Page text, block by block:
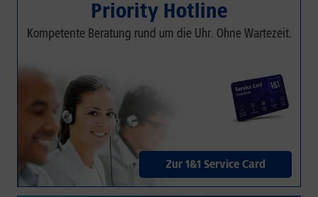
Priority Hotline
Kompetente Beratung rund um die Uhr. Ohne Wartezeit.
Zur 1&1 Service Card